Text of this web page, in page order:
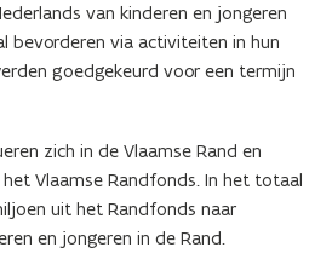
van kinderen en jongeren
bevorderen via activiteiten in hun
goedgekeurd voor een termijn
zich in de Vlaamse Rand en
Vlaamse Randfonds. In het totaal
uit het Randfonds naar
en jongeren in de Rand.